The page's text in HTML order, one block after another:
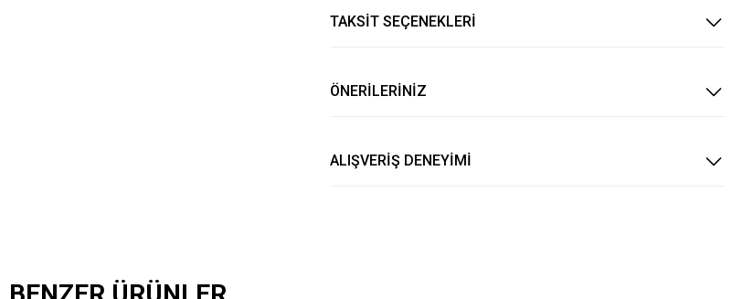
TAKSİT SEÇENEKLERİ
ÖNERİLERİNİZ
ALIŞVERİŞ DENEYİMİ